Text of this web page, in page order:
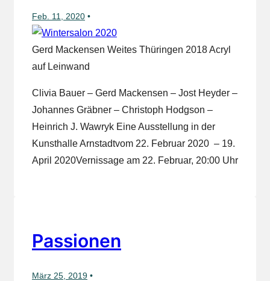
Feb. 11, 2020
Gerd Mackensen Weites Thüringen 2018 Acryl
auf Leinwand
Clivia Bauer – Gerd Mackensen – Jost Heyder –
Johannes Gräbner – Christoph Hodgson –
Heinrich J. Wawryk Eine Ausstellung in der
Kunsthalle Arnstadtvom 22. Februar 2020 – 19.
April 2020Vernissage am 22. Februar, 20:00 Uhr
Passionen
März 25, 2019